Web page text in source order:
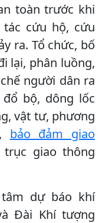
toàn trước khi
cứu hộ, cứu
ra. Tổ chức, bố
lại, phân luồng,
người dân ra
bộ, dông lốc
vật tư, phương
bảo đảm giao
giao thông
dự báo khí
Đài Khí tượng